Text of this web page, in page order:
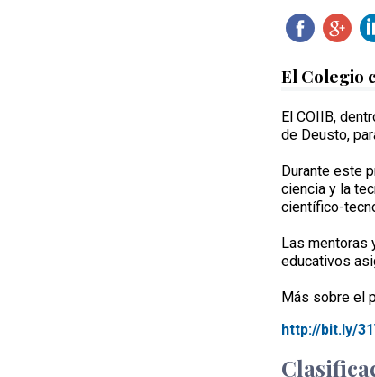
El Colegio
El COIIB,
de Deusto,
Durante este
ciencia y la
científico-
Las mentoras
educativos
Más sobre el
http://bit.ly/